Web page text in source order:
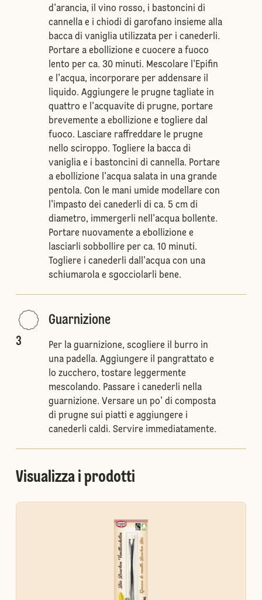
d'arancia, il vino rosso, i bastoncini di
cannella e i chiodi di garofano insieme alla
bacca di vaniglia utilizzata per i canederli.
Portare a ebollizione e cuocere a fuoco
lento per ca. 30 minuti. Mescolare l'Epifin
e l'acqua, incorporare per addensare il
liquido. Aggiungere le prugne tagliate in
quattro e l'acquavite di prugne, portare
brevemente a ebollizione e togliere dal
fuoco. Lasciare raffreddare le prugne
nello sciroppo. Togliere la bacca di
vaniglia e i bastoncini di cannella. Portare
a ebollizione l'acqua salata in una grande
pentola. Con le mani umide modellare con
l'impasto dei canederli di ca. 5 cm di
diametro, immergerli nell'acqua bollente.
Portare nuovamente a ebollizione e
lasciarli sobbollire per ca. 10 minuti.
Togliere i canederli dall'acqua con una
schiumarola e sgocciolarli bene.
3
Guarnizione
Per la guarnizione, scogliere il burro in
una padella. Aggiungere il pangrattato e
lo zucchero, tostare leggermente
mescolando. Passare i canederli nella
guarnizione. Versare un po' di composta
di prugne sui piatti e aggiungere i
canederli caldi. Servire immediatamente.
Visualizza i prodotti